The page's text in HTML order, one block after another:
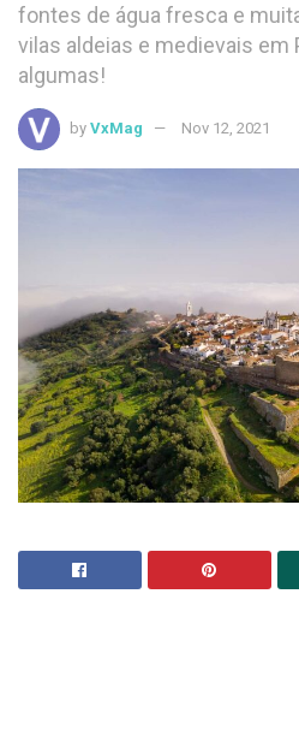
fontes de água fresca e
vilas aldeias e medievais em
algumas!
by VxMag Nov 12, 2021